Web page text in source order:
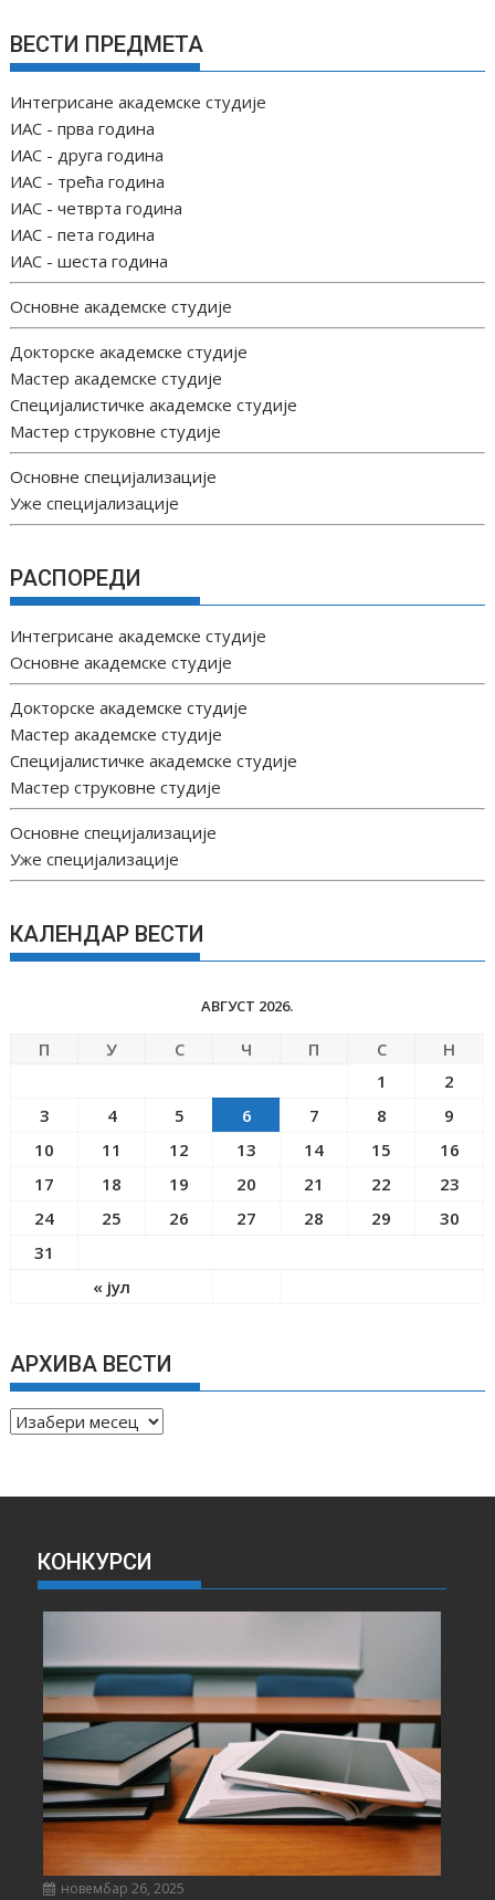
ВЕСТИ ПРЕДМЕТА
Интегрисане академске студије
ИАС - прва година
ИАС - друга година
ИАС - трећа година
ИАС - четврта година
ИАС - пета година
ИАС - шеста година
Основне академске студије
Докторске академске студије
Мастер академске студије
Специјалистичке академске студије
Мастер струковне студије
Основне специјализације
Уже специјализације
РАСПОРЕДИ
Интегрисане академске студије
Основне академске студије
Докторске академске студије
Мастер академске студије
Специјалистичке академске студије
Мастер струковне студије
Основне специјализације
Уже специјализације
КАЛЕНДАР ВЕСТИ
АВГУСТ 2026.
П У С Ч П С Н
« јул
1
2
3
4 5 6 7 8
9
10
11 12 13 14 15
16
17
18 19 20 21 22
23
24
25 26 27 28 29
30
31
АРХИВА ВЕСТИ
А
И
КОНКУРСИ
новембар 26, 2025